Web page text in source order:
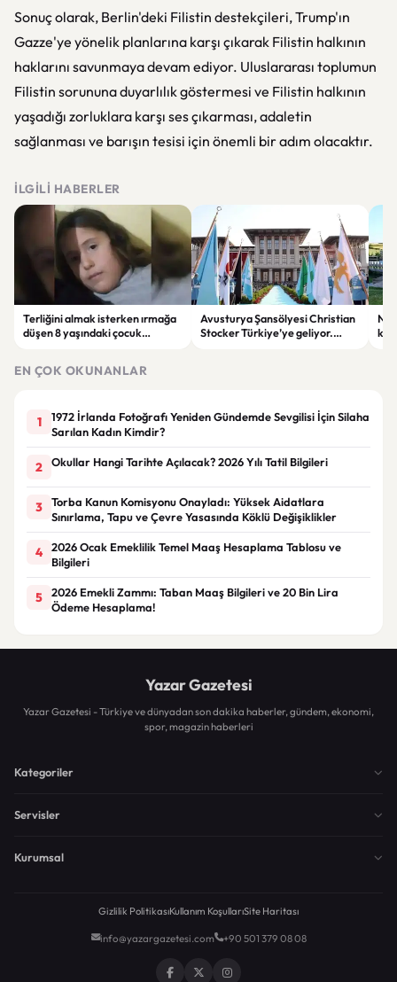
Sonuç olarak, Berlin'deki Filistin destekçileri, Trump'ın
Gazze'ye yönelik planlarına karşı çıkarak Filistin halkının
haklarını savunmaya devam ediyor. Uluslararası toplumun
Filistin sorununa duyarlılık göstermesi ve Filistin halkının
yaşadığı zorluklara karşı ses çıkarması, adaletin
sağlanması ve barışın tesisi için önemli bir adım olacaktır.
İLGILI HABERLER
Terliğini almak isterken ırmağa
düşen 8 yaşındaki çocuk
Avusturya Şansölyesi Christian
Stocker Türkiye’ye geliyor.
EN ÇOK OKUNANLAR
1
1972 İrlanda Fotoğrafı Yeniden Gündemde Sevgilisi İçin Silaha
Sarılan Kadın Kimdir?
2 Okullar Hangi Tarihte Açılacak? 2026 Yılı Tatil Bilgileri
3
Torba Kanun Komisyonu Onayladı: Yüksek Aidatlara
Sınırlama, Tapu ve Çevre Yasasında Köklü Değişiklikler
4
2026 Ocak Emeklilik Temel Maaş Hesaplama Tablosu ve
Bilgileri
5
2026 Emekli Zammı: Taban Maaş Bilgileri ve 20 Bin Lira
Ödeme Hesaplama!
Yazar Gazetesi
Yazar Gazetesi - Türkiye ve dünyadan son dakika haberler, gündem, ekonomi,
spor, magazin haberleri
Kategoriler
Servisler
Kurumsal
Gizlilik PolitikasıKullanım KoşullarıSite Haritası
info@yazargazetesi.com +90 501 379 08 08